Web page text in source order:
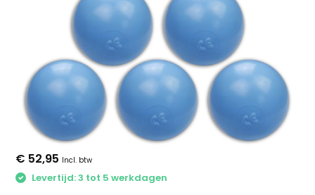
€ 52,95 Incl. btw
Levertijd: 3 tot 5 werkdagen